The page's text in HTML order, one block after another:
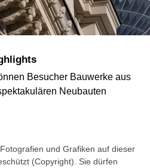
Besucher Bauwerke aus
Neubauten
und Grafiken auf dieser
(Copyright). Sie dürfen